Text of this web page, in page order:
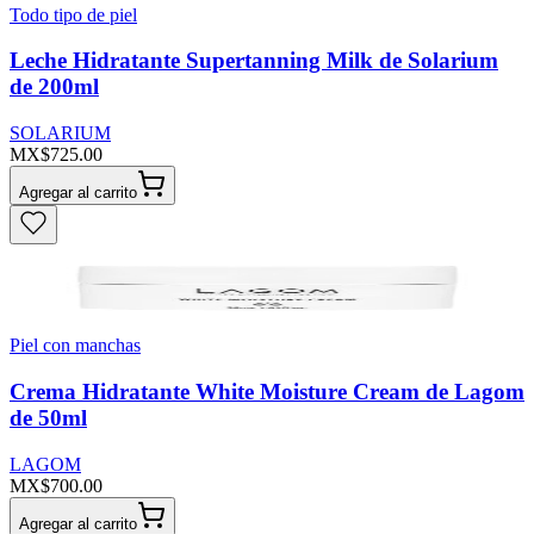
Todo tipo de piel
Leche Hidratante Supertanning Milk de Solarium
de 200ml
SOLARIUM
MX$725.00
Agregar al carrito
Piel con manchas
Crema Hidratante White Moisture Cream de Lagom
de 50ml
LAGOM
MX$700.00
Agregar al carrito